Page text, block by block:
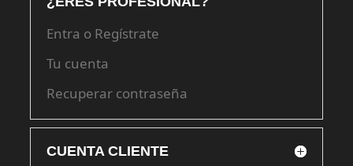
Entra o Regístrate
Tu cuenta
Recuperar contraseña
CUENTA CLIENTE